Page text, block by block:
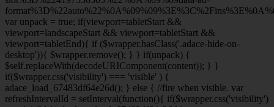
var unpack = true; if(viewport=tabletStart &&
viewport=landscapeStart && viewport=tabletStart &&
viewport=tabletEnd){ if ($wrapper.hasClass('.adace-hide-on-
desktop')){ $wrapper.remove(); } } if(unpack) {
$self.replaceWith(decodeURIComponent(content)); } }
if($wrapper.css('visibility') === 'visible' ) {
adace_load_67483df64e26d(); } else { //fire when visible. var
refreshIntervalId = setInterval(function(){ if($wrapper.css('visibility')